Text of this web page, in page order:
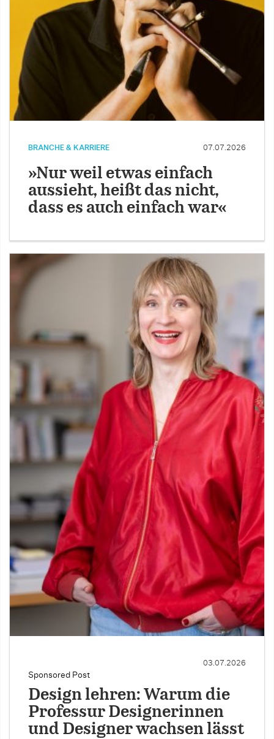
BRANCHE & KARRIERE 07.07.2026
»Nur weil etwas einfach
aussieht, heißt das nicht,
dass es auch einfach war«
Sponsored Post
03.07.2026
Design lehren: Warum die
Professur Designerinnen
und Designer wachsen lässt